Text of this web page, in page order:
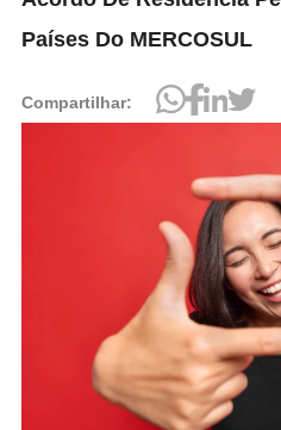
Países Do MERCOSUL
Compartilhar: